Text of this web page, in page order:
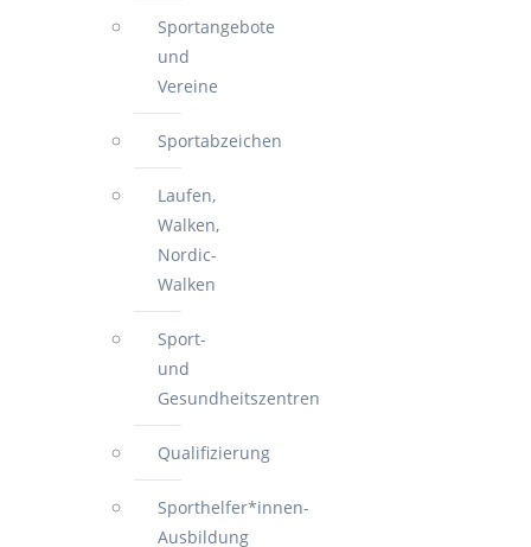
Sportangebote
und
Vereine
Sportabzeichen
Laufen,
Walken,
Nordic-
Walken
Sport-
und
Gesundheitszentren
Qualifizierung
Sporthelfer*innen-
Ausbildung